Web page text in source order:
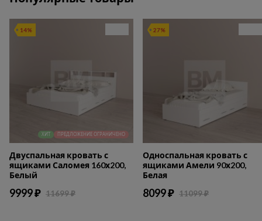
14%
ХИТ ПРЕДЛОЖЕНИЕ ОГРАНИЧЕНО
Двуспальная кровать с
ящиками Саломея 160х200,
Белый
9999 ₽ 11699 ₽
27%
Односпальная кровать с
ящиками Амели 90х200,
Белая
8099 ₽ 11099 ₽